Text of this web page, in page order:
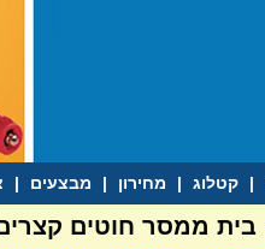
| קטלוג | מחירון | מבצעים |
בית ממסר חוטים